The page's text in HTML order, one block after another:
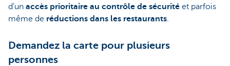
d'un accès prioritaire au contrôle de sécurité et parfois
même de réductions dans les restaurants.
Demandez la carte pour plusieurs
personnes